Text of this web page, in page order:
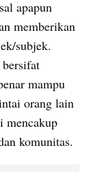
apapun
memberikan
subjek.
mampu
orang lain
mencakup
komunitas.